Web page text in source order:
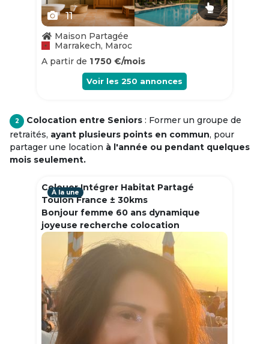
11
Maison Partagée
Marrakech, Maroc
A partir de 1 750 €/mois
Voir les 250 annonces
2 Colocation entre Seniors : Former un groupe de
retraités, ayant plusieurs points en commun, pour
partager une location à l'année ou pendant quelques
mois seulement.
Colouer Intégrer Habitat Partagé
Toulon France ± 30kms
Bonjour femme 60 ans dynamique
joyeuse recherche colocation
À la une